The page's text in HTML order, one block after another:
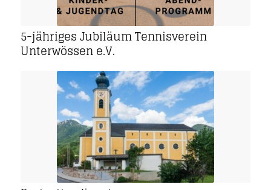
5-jähriges Jubiläum Tennisverein
Unterwössen e.V.